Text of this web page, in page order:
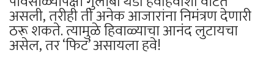
असली, तरीही ती अनेक आजारांना निमंत्रण देणारी
ठरू शकते. त्यामुळे हिवाळ्याचा आनंद लुटायचा
असेल, तर ‘फिट’ असायला हवे!